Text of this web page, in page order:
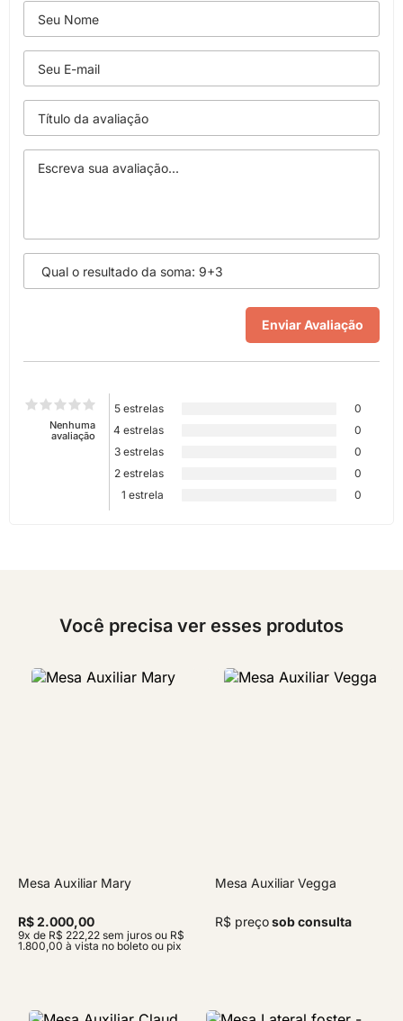
Nenhuma
avaliação
5 estrelas
0
4 estrelas
0
3 estrelas
0
2 estrelas
0
1 estrela
0
Você precisa ver esses produtos
Mesa Auxiliar Mary
R$ 2.000,00
9x de R$ 222,22 sem juros ou R$
1.800,00 à vista no boleto ou pix
Mesa Auxiliar Vegga
R$ preçosob consulta